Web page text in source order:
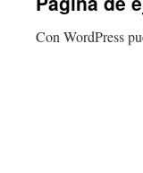
Con WordPress